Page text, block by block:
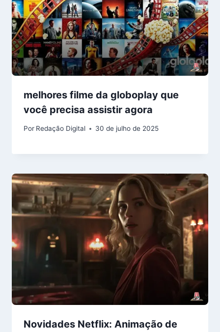
melhores filme da globoplay que
você precisa assistir agora
Por Redação Digital 30 de julho de 2025
Novidades Netflix: Animação de